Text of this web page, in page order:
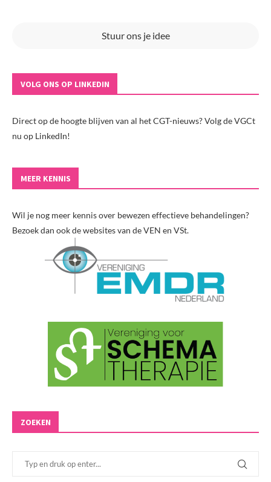
Stuur ons je idee
VOLG ONS OP LINKEDIN
Direct op de hoogte blijven van al het CGT-nieuws? Volg de VGCt
nu op LinkedIn!
MEER KENNIS
Wil je nog meer kennis over bewezen effectieve behandelingen?
Bezoek dan ook de websites van de VEN en VSt.
ZOEKEN